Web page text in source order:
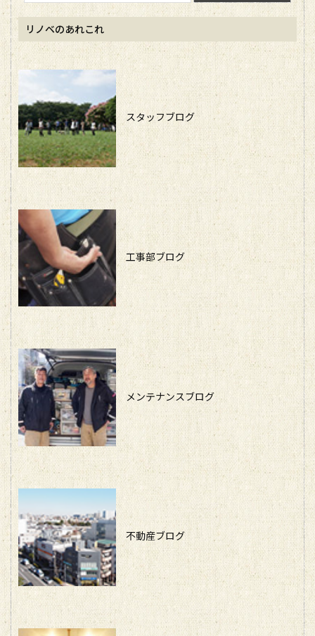
リノベのあれこれ
スタッフブログ
工事部ブログ
メンテナンスブログ
不動産ブログ